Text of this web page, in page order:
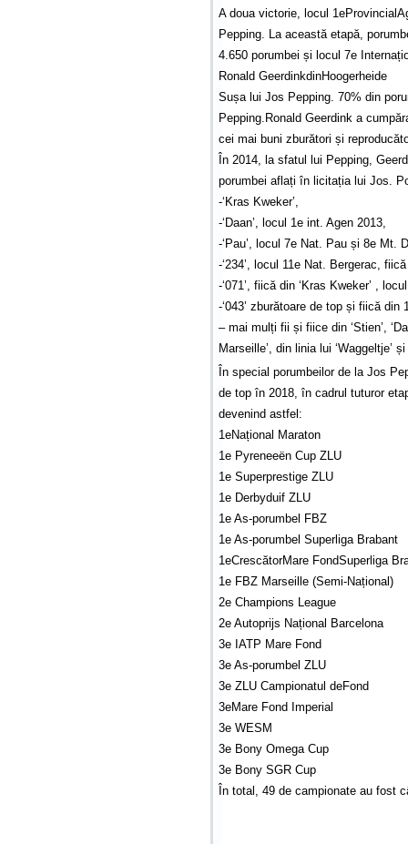
A doua victorie, locul
Pepping. La această etapă,
4.650 porumbei și locul 7e
Ronald GeerdinkdinHoogerheide
Sușa lui Jos Pepping. 70% din
Pepping.Ronald Geerdink a
cei mai buni zburători și
În 2014, la sfatul lui Pepping,
porumbei aflați în licitația lui Jos.
-‘Kras Kweker’,
-‘Daan’, locul 1e int. Agen 2013,
-‘Pau’, locul 7e Nat. Pau și 8e Mt.
-‘234’, locul 11e Nat. Bergerac, fiică
-‘071’, fiică din ‘Kras Kweker’ ,
-‘043’ zburătoare de top și fiică din
– mai mulți fii și fiice din ‘Stien’,
Marseille’, din linia lui ‘Waggeltje’
În special porumbeilor de la Jos
de top în 2018, în cadrul tuturor
devenind astfel:
1eNațional Maraton
1e Pyreneeën Cup ZLU
1e Superprestige ZLU
1e Derbyduif ZLU
1e As-porumbel FBZ
1e As-porumbel Superliga Brabant
1eCrescătorMare FondSuperliga
1e FBZ Marseille (Semi-Național)
2e Champions League
2e Autoprijs Național Barcelona
3e IATP Mare Fond
3e As-porumbel ZLU
3e ZLU Campionatul deFond
3eMare Fond Imperial
3e WESM
3e Bony Omega Cup
3e Bony SGR Cup
În total, 49 de campionate au fost